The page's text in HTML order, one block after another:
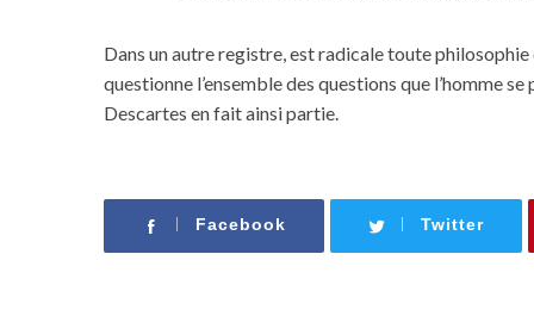
Dans un autre registre, est radicale toute
questionne l’ensemble des questions que l’homme
Descartes en fait ainsi partie.
Facebook Twitter